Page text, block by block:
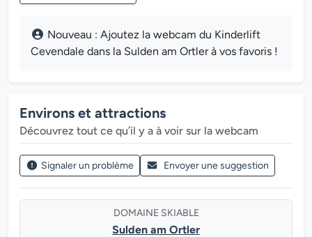
Nouveau : Ajoutez la webcam du Kinderlift
Cevendale dans la Sulden am Ortler à vos favoris !
Environs et attractions
Découvrez tout ce qu’il y a à voir sur la webcam
Signaler un problème Envoyer une suggestion
DOMAINE SKIABLE
Sulden am Ortler